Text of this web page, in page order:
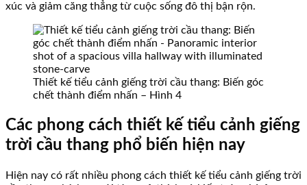
xúc và giảm căng thẳng từ cuộc sống đô thị bận rộn.
Thiết kế tiểu cảnh giếng trời cầu thang: Biến góc
chết thành điểm nhấn – Hình 4
Các phong cách thiết kế tiểu cảnh giếng
trời cầu thang phổ biến hiện nay
Hiện nay có rất nhiều phong cách thiết kế tiểu cảnh giếng trời